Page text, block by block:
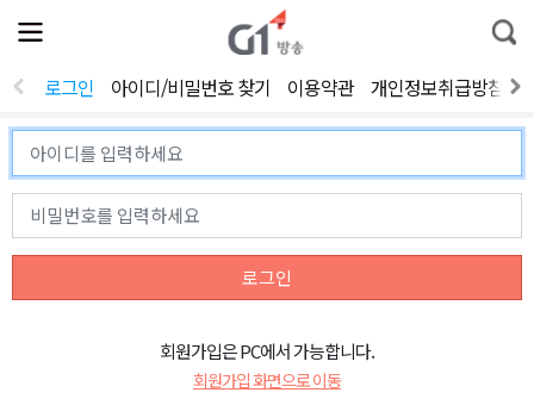
전
체
뉴
열
통
합
색
로그인 아이디/비밀번호 찾기 이용약관 개인정보취급방침
로그인
회원가입은 PC에서 가능합니다.
회원가입 화면으로 이동